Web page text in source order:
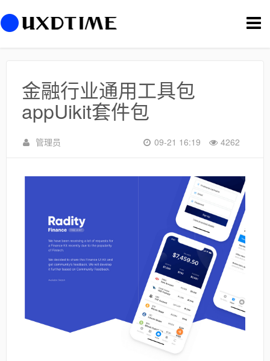
切
换
金融行业通用工具包
appUikit套件包
管理员 4262
09-21 16:19